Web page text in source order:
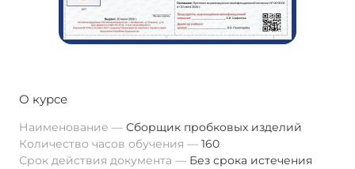
О курсе
Наименование
Сборщик пробковых изделий
Количество часов обучения
160
Срок действия документа
Без срока истечения